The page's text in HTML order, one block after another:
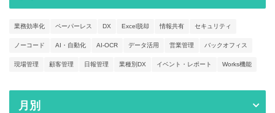
業務効率化 ペーパーレス DX Excel脱却 情報共有 セキュリティ
ノーコード AI・自動化 AI-OCR データ活用 営業管理 バックオフィス
現場管理 顧客管理 日報管理 業種別DX イベント・レポート Works機能
月別